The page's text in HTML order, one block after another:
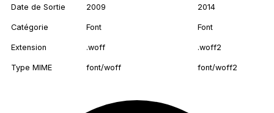
Date de Sortie 2009 2014
Catégorie Font Font
Extension .woff .woff2
Type MIME font/woff font/woff2